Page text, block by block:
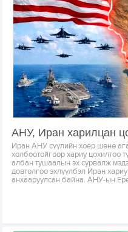
АНУ, Иран харилцан
Иран АНУ сүүлийн хоёр шөнө
холбоотойгоор хариу цохилтоо
албан тушаалын эх сурвалж
довтолгоо эхлүүлбэл Иран
анхааруулсан байна. АНУ-ын